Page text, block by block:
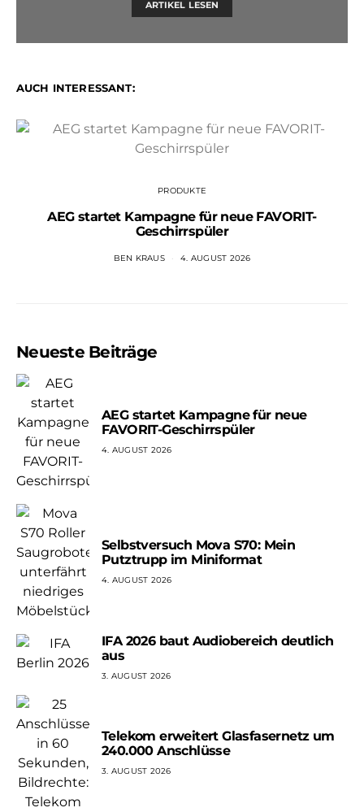
ARTIKEL LESEN
AUCH INTERESSANT:
PRODUKTE
AEG startet Kampagne für neue FAVORIT-
Geschirrspüler
BEN KRAUS 4. AUGUST 2026
Neueste Beiträge
AEG startet Kampagne für neue
FAVORIT-Geschirrspüler
4. AUGUST 2026
Selbstversuch Mova S70: Mein
Putztrupp im Miniformat
4. AUGUST 2026
IFA 2026 baut Audiobereich deutlich
aus
3. AUGUST 2026
Telekom erweitert Glasfasernetz um
240.000 Anschlüsse
3. AUGUST 2026